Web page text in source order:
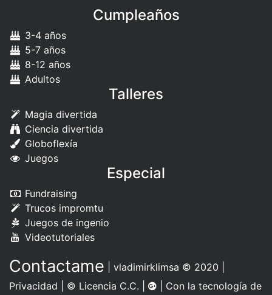
Cumpleaños
3-4 años
5-7 años
8-12 años
Adultos
Talleres
Magia divertida
Ciencia divertida
Globoflexía
Juegos
Especial
Fundraising
Trucos impromtu
Juegos de ingenio
Videotutoriales
Contactame vladimirklimsa © 2020 |
Privacidad
© Licencia C.C.
| Con la tecnología de